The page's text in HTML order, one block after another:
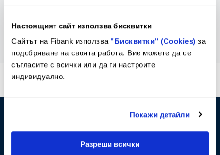
Настоящият сайт използва бисквитки
Сайтът на Fibank използва "Бисквитки" (Cookies) за
подобряване на своята работа. Вие можете да се
съгласите с всички или да ги настроите
индивидуално.
Покажи детайли
Разреши всички
*2265
фиксирани услуги на VIVACOM